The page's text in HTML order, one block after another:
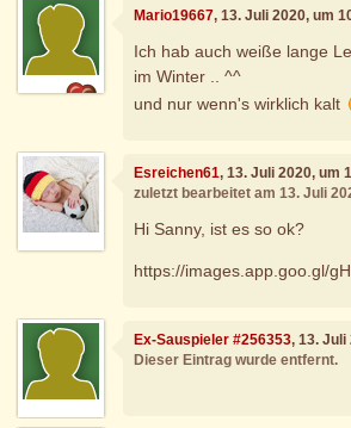
Mario19667, 13. Juli 2020, um
Ich hab auch weiße lange
im Winter .. ^^
und nur wenn's wirklich kalt
Esreichen61, 13. Juli 2020, um
zuletzt bearbeitet am 13. Juli
Hi Sanny, ist es so ok?
https://images.app.goo.gl/
Ex-Sauspieler #256353, 13. Juli
Dieser Eintrag wurde entfernt.